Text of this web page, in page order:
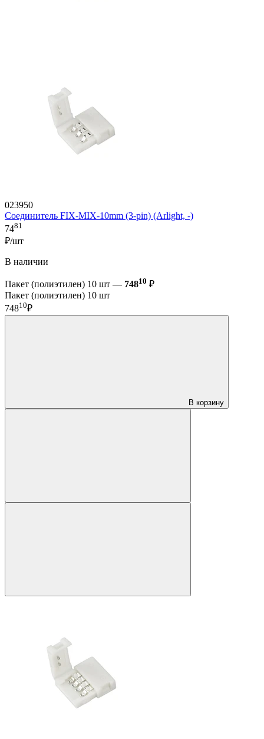
023950
Соединитель FIX-MIX-10mm (3-pin) (Arlight, -)
7481
₽/шт
В наличии
Пакет (полиэтилен) 10 шт — 74810 ₽
Пакет (полиэтилен) 10 шт
74810₽
В корзину